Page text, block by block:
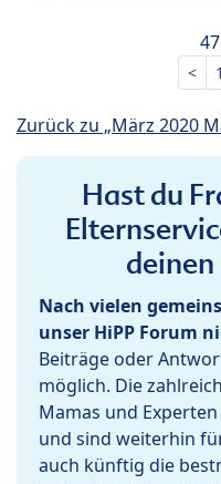
< 1
Zurück zu „März 2020
Hast du
Nach vielen
unser HiPP Forum
Beiträge oder
möglich. Die
Mamas und
und sind weiterhin
auch künftig die